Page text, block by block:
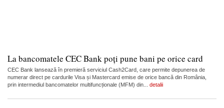
La bancomatele CEC Bank poți pune bani pe orice card
CEC Bank lansează în premieră serviciul Cash2Card, care permite depunerea de
numerar direct pe cardurile Visa și Mastercard emise de orice bancă din România,
prin intermediul bancomatelor multifuncționale (MFM) din... detalii